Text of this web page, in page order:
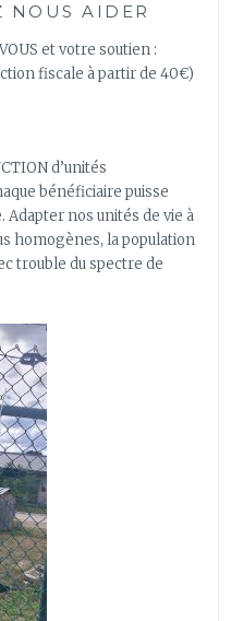
NOUS AIDER
et votre soutien :
fiscale à partir de 40€)
d’unités
bénéficiaire puisse
Adapter nos unités de vie à
homogènes, la population
trouble du spectre de